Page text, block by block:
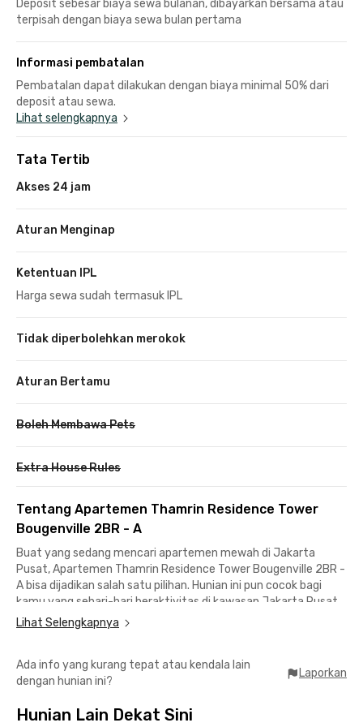
Deposit sebesar biaya sewa bulanan, dibayarkan bersama atau
terpisah dengan biaya sewa bulan pertama
Informasi pembatalan
Pembatalan dapat dilakukan dengan biaya minimal 50% dari
deposit atau sewa.
Lihat selengkapnya
Tata Tertib
Akses 24 jam
Aturan Menginap
Ketentuan IPL
Harga sewa sudah termasuk IPL
Tidak diperbolehkan merokok
Aturan Bertamu
Boleh Membawa Pets
Extra House Rules
Tentang Apartemen Thamrin Residence Tower
Bougenville 2BR - A
Buat yang sedang mencari apartemen mewah di Jakarta
Pusat, Apartemen Thamrin Residence Tower Bougenville 2BR -
A bisa dijadikan salah satu pilihan. Hunian ini pun cocok bagi
kamu yang sehari-hari beraktivitas di kawasan Jakarta Pusat,
khususnya di sepanjang jalan Sudirman-Thamrin.
dengan mudah kamu dapatkan. Mulai dari pusat perbelanjaan
seperti Grand Indonesia dan Plaza Indonesia, hingga akses
Bundaran HI, hingga Stasiun MRT Dukuh Atas sangat mudah
Lihat Selengkapnya
Ada info yang kurang tepat atau kendala lain
dengan hunian ini?
Laporkan
Hunian Lain Dekat Sini